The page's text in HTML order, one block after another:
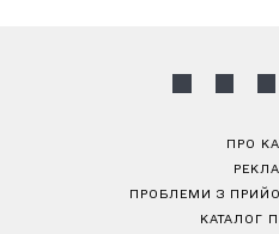
ПРО
ПРОБЛЕМИ З
КАТАЛОГ